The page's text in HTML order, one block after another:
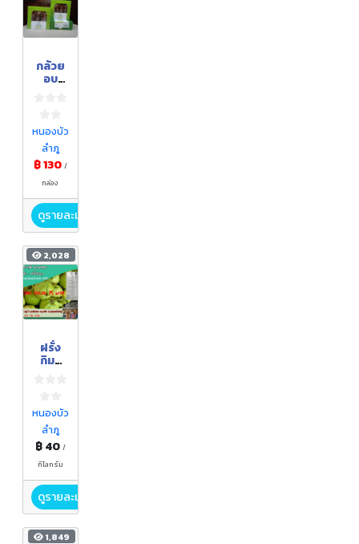
กล้วย
อบ
หนองบัว
ลำภู
฿ 130 /
กล่อง
ดูรายละเอียด
2,028
ฝรั่ง
กิมจู
หนองบัว
ลำภู
฿ 40 /
กิโลกรัม
ดูรายละเอียด
1,849